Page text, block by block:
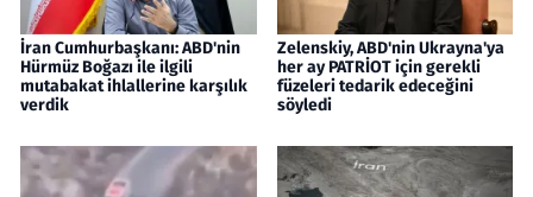
İran Cumhurbaşkanı: ABD'nin
Hürmüz Boğazı ile ilgili
mutabakat ihlallerine karşılık
verdik
Zelenskiy, ABD'nin Ukrayna'ya
her ay PATRİOT için gerekli
füzeleri tedarik edeceğini
söyledi